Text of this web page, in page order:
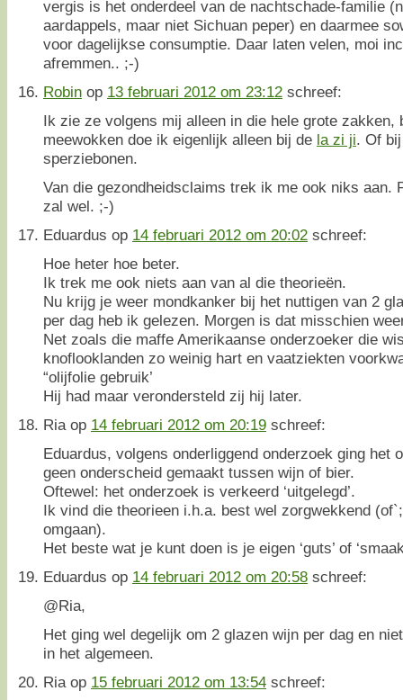
vergis is het onderdeel van de nachtschade-familie
aardappels, maar niet Sichuan peper) en daarmee
voor dagelijkse consumptie. Daar laten velen, moi
afremmen.. ;-)
Robin op 13 februari 2012 om 23:12 schreef:
Ik zie ze volgens mij alleen in die hele grote zakken,
meewokken doe ik eigenlijk alleen bij de la zi ji. Of
sperziebonen.
Van die gezondheidsclaims trek ik me ook niks aan.
zal wel. ;-)
Eduardus op 14 februari 2012 om 20:02 schreef:
Hoe heter hoe beter.
Ik trek me ook niets aan van al die theorieën.
Nu krijg je weer mondkanker bij het nuttigen van 2
per dag heb ik gelezen. Morgen is dat misschien
Net zoals die maffe Amerikaanse onderzoeker die
knoflooklanden zo weinig hart en vaatziekten
“olijfolie gebruik’
Hij had maar verondersteld zij hij later.
Ria op 14 februari 2012 om 20:19 schreef:
Eduardus, volgens onderliggend onderzoek ging het
geen onderscheid gemaakt tussen wijn of bier.
Oftewel: het onderzoek is verkeerd ‘uitgelegd’.
Ik vind die theorieen i.h.a. best wel zorgwekkend
omgaan).
Het beste wat je kunt doen is je eigen ‘guts’ of
Eduardus op 14 februari 2012 om 20:58 schreef:
@Ria,
Het ging wel degelijk om 2 glazen wijn per dag en
in het algemeen.
Ria op 15 februari 2012 om 13:54 schreef: